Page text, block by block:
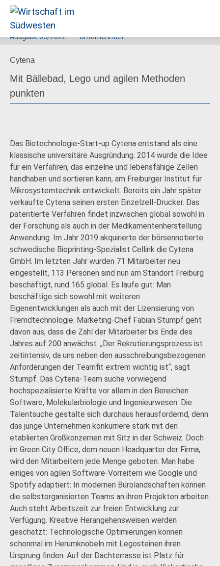
im
Südwesten
Ausgabe05/2022 Unternehmen
Cytena
Mit Bällebad, Lego und agilen Methoden
punkten
Das Biotechnologie-Start-up Cytena entstand als eine
klassische universitäre Ausgründung. 2014 wurde die Idee
für ein Verfahren, das einzelne und lebensfähige Zellen
handhaben und sortieren kann, am Freiburger Institut für
Mikrosystemtechnik entwickelt. Bereits ein Jahr später
verkaufte Cytena seinen ersten Einzelzell-Drucker. Das
patentierte Verfahren findet inzwischen global sowohl in
der Forschung als auch in der Medikamentenherstellung
Anwendung. Im Jahr 2019 akquirierte der börsennotierte
schwedische Bioprinting-Spezialist Cellink die Cytena
GmbH. Im letzten Jahr wurden 71 Mitarbeiter neu
eingestellt, 113 Personen sind nun am Standort Freiburg
beschäftigt, rund 165 global. Es laufe gut: Man
beschäftige sich sowohl mit weiteren
Eigenentwicklungen als auch mit der Lizensierung von
Fremdtechnologie. Marketing-Chef Fabian Stumpf geht
davon aus, dass die Zahl der Mitarbeiter bis Ende des
Jahres auf 200 anwächst. „Der Rekrutierungsprozess ist
zeitintensiv, da uns neben den ausschreibungsbezogenen
Anforderungen der Teamfit extrem wichtig ist“, sagt
Stumpf. Das Cytena-Team suche vorwiegend
hochspezialisierte Kräfte vor allem in den Bereichen
Software, Molekularbiologie und Ingenieurwesen. Die
Talentsuche gestalte sich durchaus herausfordernd, denn
das junge Unternehmen konkurriere stark mit den
etablierten Großkonzernen mit Sitz in der Schweiz. Doch
im Green City Office, dem neuen Headquarter der Firma,
wird den Mitarbeitern jede Menge geboten. Man habe
einiges von agilen Software-Vorreitern wie Google und
Spotify adaptiert: In modernen Bürolandschaften können
die selbstorganisierten Teams an ihren Projekten arbeiten.
Auch steht Arbeitszeit zur freien Entwicklung zur
Verfügung. Kreative Herangehensweisen werden
geschätzt: Technologische Optimierungen können
schonmal im Herumknobeln mit Legosteinen ihren
Ursprung finden. Auf der Dachterrasse ist Platz für